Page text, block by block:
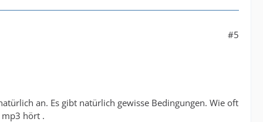
#5
an. Es gibt natürlich gewisse Bedingungen. Wie oft
mp3 hört .